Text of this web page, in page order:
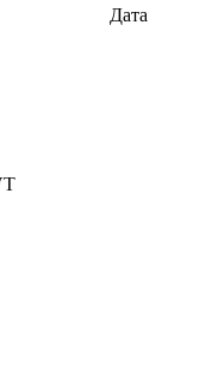
Дата